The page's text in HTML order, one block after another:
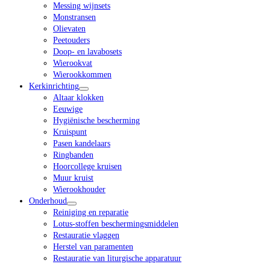
Messing wijnsets
Monstransen
Olievaten
Peetouders
Doop- en lavabosets
Wierookvat
Wierookkommen
Kerkinrichting
Altaar klokken
Eeuwige
Hygiënische bescherming
Kruispunt
Pasen kandelaars
Ringbanden
Hoorcollege kruisen
Muur kruist
Wierookhouder
Onderhoud
Reiniging en reparatie
Lotus-stoffen beschermingsmiddelen
Restauratie vlaggen
Herstel van paramenten
Restauratie van liturgische apparatuur